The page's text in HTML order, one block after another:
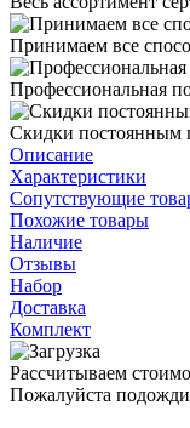
Принимаем все
Профессиональная
Скидки постоянным
Описание
Характеристики
Сопутствующие
Похожие товары
Наличие
Отзывы
Набор
Доставка
Комплект
Рассчитываем
Пожалуйста